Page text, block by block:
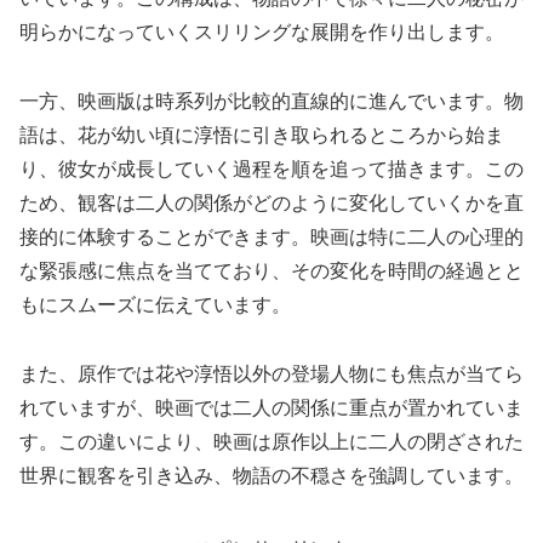
明らかになっていくスリリングな展開を作り出します。
一方、映画版は時系列が比較的直線的に進んでいます。物
語は、花が幼い頃に淳悟に引き取られるところから始ま
り、彼女が成長していく過程を順を追って描きます。この
ため、観客は二人の関係がどのように変化していくかを直
接的に体験することができます。映画は特に二人の心理的
な緊張感に焦点を当てており、その変化を時間の経過とと
もにスムーズに伝えています。
また、原作では花や淳悟以外の登場人物にも焦点が当てら
れていますが、映画では二人の関係に重点が置かれていま
す。この違いにより、映画は原作以上に二人の閉ざされた
世界に観客を引き込み、物語の不穏さを強調しています。